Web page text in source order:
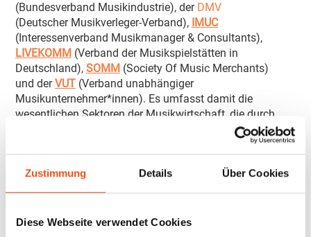
Zustimmung Details Über Cookies
Diese Webseite verwendet Cookies
(Bundesverband Musikindustrie), der DMV
(Deutscher Musikverleger-Verband), IMUC
(Interessenverband Musikmanager & Consultants),
LIVEKOMM (Verband der Musikspielstätten in
Deutschland), SOMM (Society Of Music Merchants)
und derVUT(Verband unabhängiger
Musikunternehmer*innen). Es umfasst damit die
wesentlichen Sektoren der Musikwirtschaft, die durch
ihre komplexen Wertschöpfungsstrukturen eng
miteinander verzahnt sind. Das Forum versteht sich
Musikwirtschaft identifiziert und erörtert werden, um
sie an die Politik und die Öffentlichkeit zu
Verständnis, sich auch mit anderen